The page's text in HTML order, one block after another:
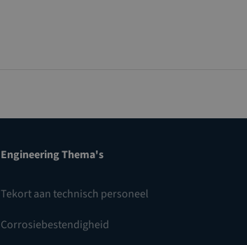
Engineering Thema's
Tekort aan technisch personeel
Corrosiebestendigheid